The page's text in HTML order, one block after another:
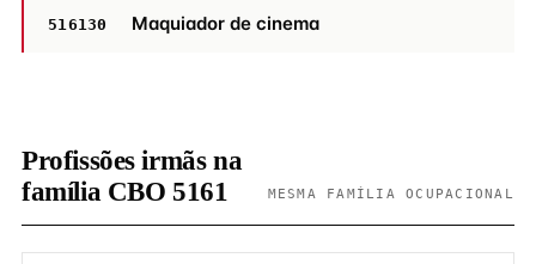
516130 Maquiador de cinema
Profissões irmãs na
família CBO 5161
MESMA FAMÍLIA OCUPACIONAL